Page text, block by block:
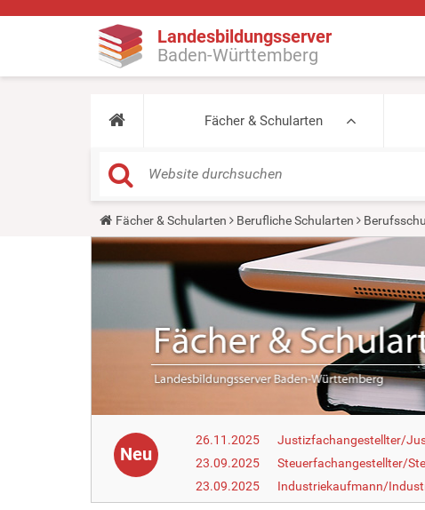
Landesbildungsserver
Baden-Württemberg
Fächer & Schularten
Y
o
u
a
r
Fächer & Schularten Berufliche Schularten
Neu
26.11.2025
Justizfachangestellter/
23.09.2025
Steuerfachangestellter/
23.09.2025
Industriekaufmann/